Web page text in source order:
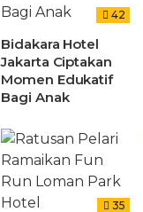
42
Bidakara Hotel
Jakarta Ciptakan
Momen Edukatif
Bagi Anak
35